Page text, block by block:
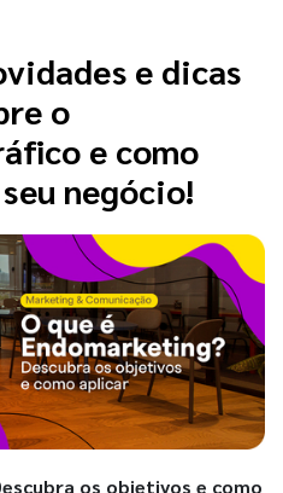
e dicas
o
e como
negócio!
os objetivos e como